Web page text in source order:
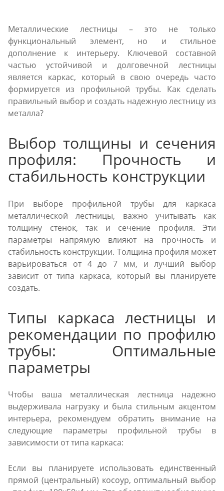
Металлические лестницы – это не только
функциональный элемент, но и стильное
дополнение к интерьеру. Ключевой составной
частью устойчивой и долговечной лестницы
является каркас, который в свою очередь часто
формируется из профильной трубы. Как сделать
правильный выбор и создать надежную лестницу из
металла?
Выбор толщины и сечения
профиля: Прочность и
стабильность конструкции
При выборе профильной трубы для каркаса
металлической лестницы, важно учитывать как
толщину стенок, так и сечение профиля. Эти
параметры напрямую влияют на прочность и
стабильность конструкции. Толщина профиля может
варьироваться от 4 до 7 мм, и лучший выбор
зависит от типа каркаса, который вы планируете
создать.
Типы каркаса лестницы и
рекомендации по профилю
трубы: Оптимальные
параметры
Чтобы ваша металлическая лестница надежно
выдерживала нагрузку и была стильным акцентом
интерьера, рекомендуем обратить внимание на
следующие параметры профильной трубы в
зависимости от типа каркаса:
Если вы планируете использовать единственный
прямой (центральный) косоур, оптимальный выбор